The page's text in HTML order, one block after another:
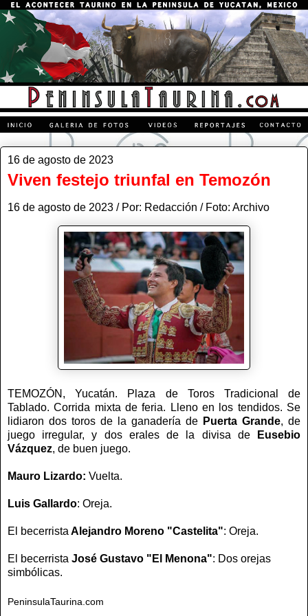
16 de agosto de 2023
Viven festejo triunfal en Temozón
16 de agosto de 2023 / Por: Redacción / Foto: Archivo
TEMOZÓN, Yucatán. Plaza de Toros Tradicional de
Tablado. Corrida mixta de feria. Lleno en los tendidos. Se
lidiaron dos toros de la ganadería de Puerta Grande, de
juego irregular, y dos erales de la divisa deEusebio
Vázquez, de buen juego.
Mauro Lizardo: Vuelta.
Luis Gallardo: Oreja.
El becerrista Alejandro Moreno "Castelita": Oreja.
El becerrista José Gustavo "El Menona": Dos orejas
simbólicas.
PeninsulaTaurina.com